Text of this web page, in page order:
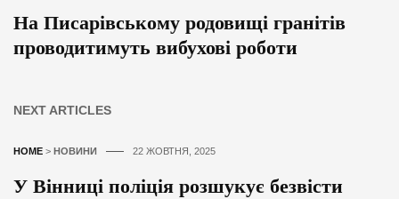
На Писарівському родовищі гранітів
проводитимуть вибухові роботи
NEXT ARTICLES
HOME > НОВИНИ 22 ЖОВТНЯ, 2025
У Вінниці поліція розшукує безвісти